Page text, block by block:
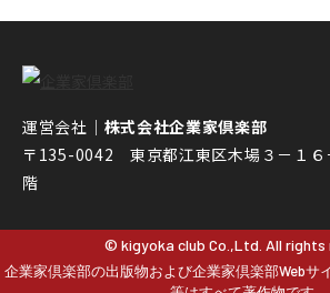
運営会社｜ 株式会社企業家倶楽部
〒135-0042 東京都江東区木場３－１６
階
© kigyoka club Co.,Ltd. All rights
企業家倶楽部の出版物および企業家倶楽部Webサ